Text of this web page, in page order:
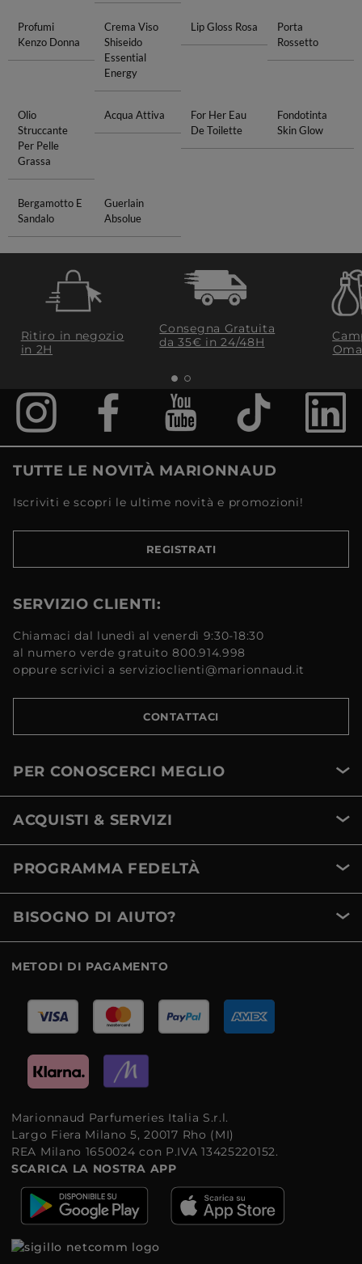
Profumi
Kenzo Donna
Crema Viso
Shiseido
Essential
Energy
Lip Gloss Rosa
Porta
Rossetto
Olio
Struccante
Per Pelle
Grassa
Acqua Attiva
For Her Eau
De Toilette
Fondotinta
Skin Glow
Bergamotto E
Sandalo
Guerlain
Absolue
Ritiro in negozio
in 2H
Consegna Gratuita
da 35€​ in 24/48H
TUTTE LE NOVITÀ MARIONNAUD
Iscriviti e scopri le ultime novità e promozioni!
REGISTRATI
SERVIZIO CLIENTI:
Chiamaci dal lunedì al venerdì 9:30-18:30
al numero verde gratuito 800.914.998
oppure scrivici a servizioclienti@marionnaud.it
CONTATTACI
PER CONOSCERCI MEGLIO
ACQUISTI & SERVIZI
PROGRAMMA FEDELTÀ
BISOGNO DI AIUTO?
METODI DI PAGAMENTO
Marionnaud Parfumeries Italia S.r.l.
Largo Fiera Milano 5, 20017 Rho (MI)
REA Milano 1650024 con P.IVA 13425220152.
SCARICA LA NOSTRA APP